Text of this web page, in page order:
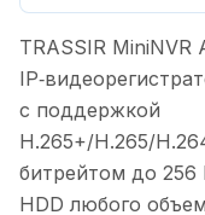
TRASSIR
с поддержкой
H.265+/H.265/
битрейтом до
HDD любого